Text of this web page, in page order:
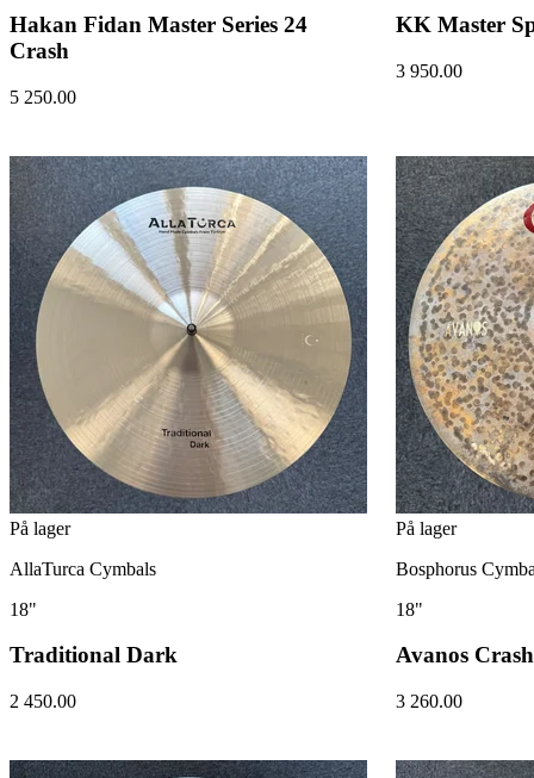
Hakan Fidan Master Series 24
Crash
5 250.00
KK Master
3 950.00
På lager
AllaTurca Cymbals
18"
Traditional Dark
2 450.00
På lager
Bosphorus
18"
Avanos Crash
3 260.00